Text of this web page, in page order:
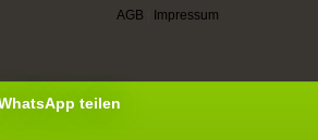
AGB Impressum
teilen